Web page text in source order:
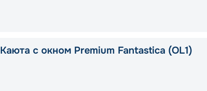
Каюта с окном Premium Fantastica (OL1)